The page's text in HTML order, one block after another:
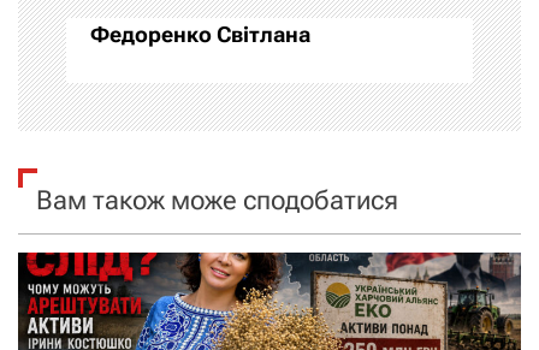
ц
і
я
з
а
п
и
Федоренко Світлана
Вам також може сподобатися